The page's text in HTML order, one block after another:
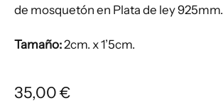
de mosquetón en Plata de ley 925mm.
Tamaño:2cm. x 1’5cm.
35,00€